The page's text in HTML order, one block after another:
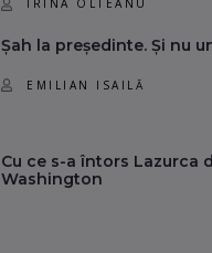
IRINA OLTEANU
Șah la președinte. Și nu
EMILIAN ISAILĂ
Cu ce s-a întors Lazurca
Washington